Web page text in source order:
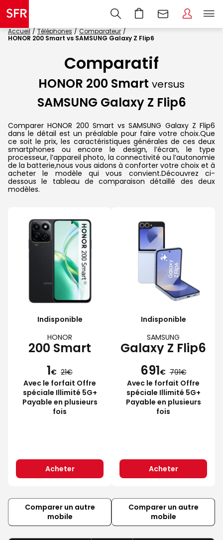
Accueil Téléphones
Comparateur
HONOR 200 Smart vs SAMSUNG Galaxy Z Flip6
Comparatif
HONOR 200 Smart versus
SAMSUNG Galaxy Z Flip6
Comparer HONOR 200 Smart vs SAMSUNG Galaxy Z Flip6
dans le détail est un préalable pour faire votre choix.Que
ce soit le prix, les caractéristiques générales de ces deux
smartphones ou encore le design, l’écran, le type
processeur, l’appareil photo, la connectivité ou l’autonomie
de la batterie,nous vous aidons à conforter votre choix et à
acheter le modèle qui vous convient.Découvrez ci-
dessous le tableau de comparaison détaillé des deux
modèles.
Indisponible
HONOR
200 Smart
1€ 21
Avec le forfait Offre
spéciale Illimité 5G+
Payable en plusieurs
fois
Acheter
Indisponible
SAMSUNG
Galaxy Z Flip6
691€ 791
Avec le forfait Offre
spéciale Illimité 5G+
Payable en plusieurs
fois
Acheter
Comparer un autre
mobile
Comparer un autre
mobile